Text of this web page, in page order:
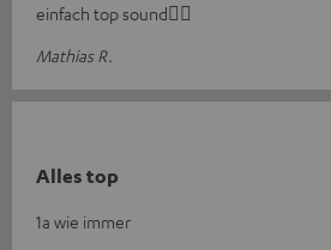
einfach top sound👍🏻
Mathias R.
Alles top
1a wie immer